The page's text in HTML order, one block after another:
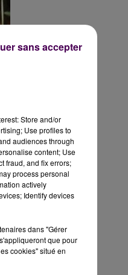
Store and/or
Use profiles to
audiences through
content; Use
fraud, and fix errors;
process personal
actively
Identify devices
dans "Gérer
que pour
cookies" situé en
sans accepter